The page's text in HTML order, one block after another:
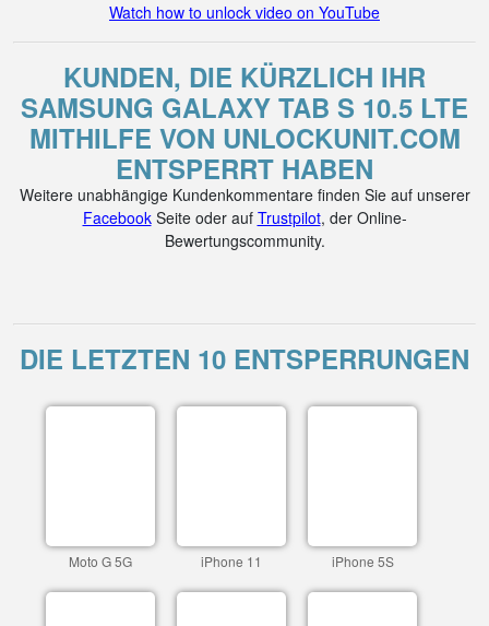
Watch how to unlock video on YouTube
KUNDEN, DIE KÜRZLICH IHR
SAMSUNG GALAXY TAB S 10.5 LTE
MITHILFE VON UNLOCKUNIT.COM
ENTSPERRT HABEN
Weitere unabhängige Kundenkommentare finden Sie auf unserer
FacebookSeite oder auf Trustpilot, der Online-
Bewertungscommunity.
DIE LETZTEN 10 ENTSPERRUNGEN
Moto G 5G iPhone 11 iPhone 5S